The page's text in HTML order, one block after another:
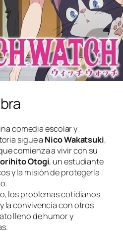
comedia escolar y
sigue a Nico Wakatsuki,
comienza a vivir con su
Otogi, un estudiante
y la misión de protegerla
los problemas cotidianos
la convivencia con otros
lleno de humor y